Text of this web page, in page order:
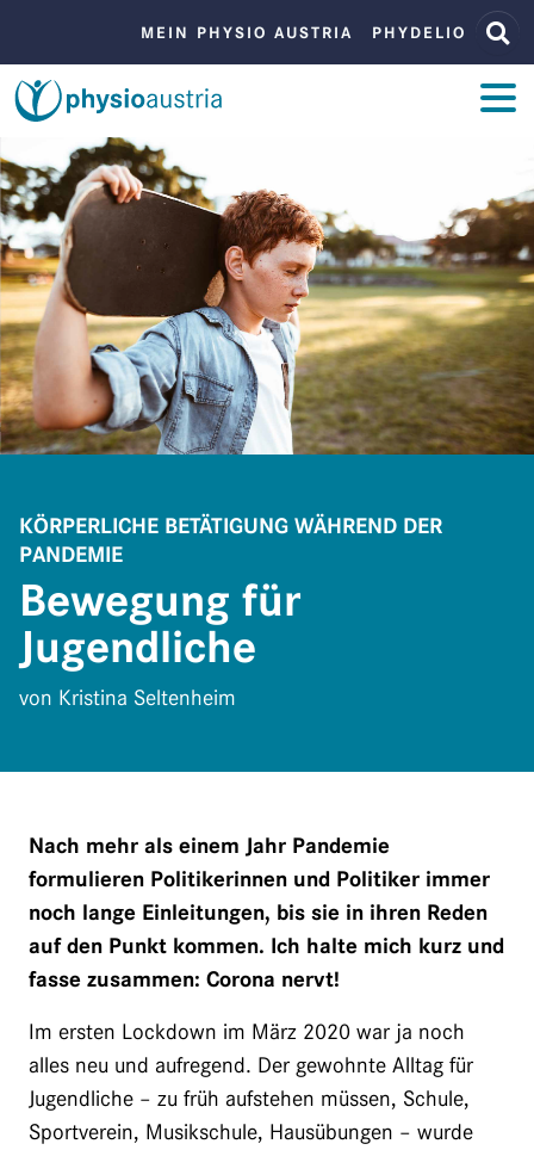
Zum Inhalt
Zur Navigation
MEIN PHYSIO AUSTRIA
PHYDELIO
ZUM INHALT
KÖRPERLICHE BETÄTIGUNG WÄHREND DER
PANDEMIE
Bewegung für
Jugendliche
von Kristina Seltenheim
Nach mehr als einem Jahr Pandemie
formulieren Politikerinnen und Politiker immer
noch lange Einleitungen, bis sie in ihren Reden
auf den Punkt kommen. Ich halte mich kurz und
fasse zusammen: Corona nervt!
Im ersten Lockdown im März 2020 war ja noch
alles neu und aufregend. Der gewohnte Alltag für
Jugendliche – zu früh aufstehen müssen, Schule,
Sportverein, Musikschule, Hausübungen – wurde